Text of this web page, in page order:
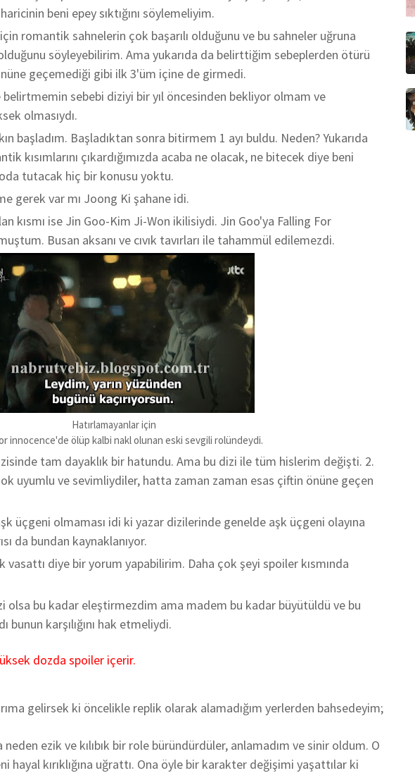
beni epey sıktığını söylemeliyim.
romantik sahnelerin çok başarılı olduğunu ve bu sahneler uğruna
söyleyebilirim. Ama yukarıda da belirttiğim sebeplerden ötürü
geçemediği gibi ilk 3'üm içine de girmedi.
sebebi diziyi bir yıl öncesinden bekliyor olmam ve
olmasıydı.
başladım. Başladıktan sonra bitirmem 1 ayı buldu. Neden? Yukarıda
kısımlarını çıkardığımızda acaba ne olacak, ne bitecek diye beni
tutacak hiç bir konusu yoktu.
gerek var mı Joong Ki şahane idi.
kısmı ise Jin Goo-Kim Ji-Won ikilisiydi. Jin Goo'ya Falling For
Busan aksanı ve cıvık tavırları ile tahammül edilemezdi.
Hatırlamayanlar için
innocence'de ölüp kalbi nakl olunan eski sevgili rolündeydi.
tam dayaklık bir hatundu. Ama bu dizi ile tüm hislerim değişti. 2.
uyumlu ve sevimliydiler, hatta zaman zaman esas çiftin önüne geçen
üçgeni olmaması idi ki yazar dizilerinde genelde aşk üçgeni olayına
da bundan kaynaklanıyor.
vasattı diye bir yorum yapabilirim. Daha çok şeyi spoiler kısmında
olsa bu kadar eleştirmezdim ama madem bu kadar büyütüldü ve bu
bunun karşılığını hak etmeliydi.
dozda spoiler içerir.
gelirsek ki öncelikle replik olarak alamadığım yerlerden bahsedeyim;
ezik ve kılıbık bir role büründürdüler, anlamadım ve sinir oldum. O
hayal kırıklığına uğrattı. Ona öyle bir karakter değişimi yaşattılar ki